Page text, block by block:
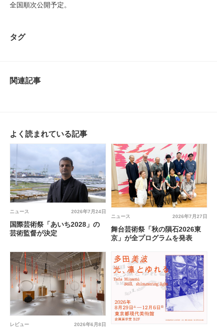
全国順次公開予定。
タグ
関連記事
よく読まれている記事
2026年7月24日
ニュース
国際芸術祭「あいち2028」の
芸術監督が決定
2026年7月27日
ニュース
舞台芸術祭「秋の隕石2026東
京」が全プログラムを発表
2026年6月8日
レビュー